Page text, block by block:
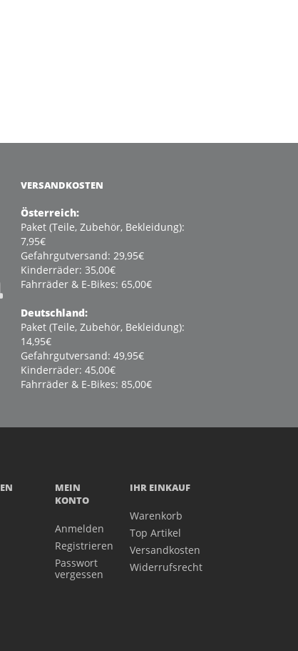
VERSANDKOSTEN
Österreich:
Paket (Teile, Zubehör, Bekleidung):
7,95€
Gefahrgutversand: 29,95€
Kinderräder: 35,00€
Fahrräder & E-Bikes: 65,00€
Deutschland:
Paket (Teile, Zubehör, Bekleidung):
14,95€
Gefahrgutversand: 49,95€
Kinderräder: 45,00€
Fahrräder & E-Bikes: 85,00€
MEIN
KONTO
Anmelden
Registrieren
Passwort
vergessen
IHR EINKAUF
Warenkorb
Top Artikel
Versandkosten
Widerrufsrecht